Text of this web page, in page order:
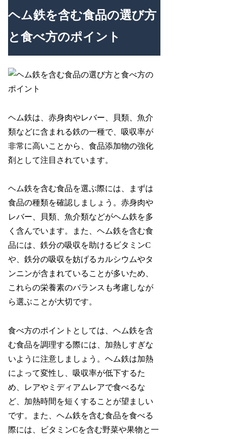
ヘム鉄を含む食品の選び方
と食べ方のポイント
ヘム鉄は、赤身肉やレバー、貝類、魚介
類などに含まれる鉄の一種で、吸収率が
非常に高いことから、食品添加物の強化
剤として注目されています。
ヘム鉄を含む食品を選ぶ際には、まずは
食品の種類を確認しましょう。赤身肉や
レバー、貝類、魚介類などがヘム鉄を多
く含んでいます。また、ヘム鉄を含む食
品には、鉄分の吸収を助けるビタミンC
や、鉄分の吸収を妨げるカルシウムやタ
ンニンが含まれていることが多いため、
これらの栄養素のバランスも考慮しなが
ら選ぶことが大切です。
食べ方のポイントとしては、ヘム鉄を含
む食品を調理する際には、加熱しすぎな
いように注意しましょう。ヘム鉄は加熱
によって変性し、吸収率が低下するた
め、レアやミディアムレアで食べるな
ど、加熱時間を短くすることが望ましい
です。また、ヘム鉄を含む食品を食べる
際には、ビタミンCを含む野菜や果物と一